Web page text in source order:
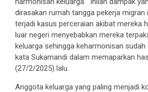
dirasakan rumah tangga pekerja migran
terjadi kasus perceraian akibat mereka
luar negeri menyebabkan mereka
keluarga sehingga keharmonisan sudah
kata Sukamandi dalam memaparkan
(27/2/2025) lalu.
Anggota keluarga yang paling menjadi